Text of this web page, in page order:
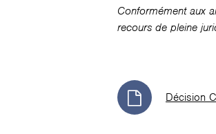
Conformément aux
recours de pleine
Décision